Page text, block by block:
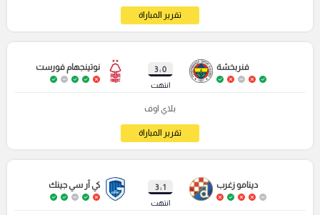
تقرير المباراة
فنربخشة
0 : 3
انتهت
نوتينجهام فورست
بلاي اوف
تقرير المباراة
دينامو زغرب
1 : 3
انتهت
كي آر سي جينك